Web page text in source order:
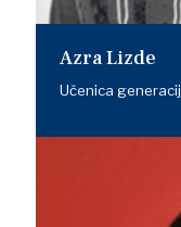
Azra Lizde
Učenica